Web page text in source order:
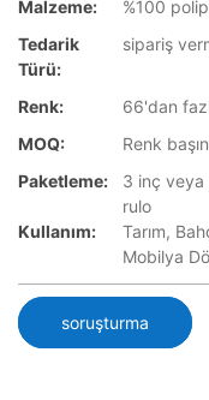
Malzeme:
%100
Tedarik
Türü:
sipariş
Renk:
66'dan
MOQ:
Renk
Paketleme:
3 inç veya
rulo
Kullanım:
Tarım,
Mobilya
soruşturma